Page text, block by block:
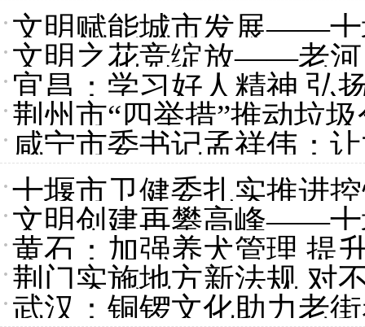
文明赋能城市发展——十
作纪实
文明之花竞绽放——老河
宜昌：学习好人精神 弘
荆州市“四举措”推动垃
咸宁市委书记孟祥伟：
迈上新水平
十堰市卫健委扎实推进
文明创建再攀高峰——十
作侧记
黄石：加强养犬管理 提
荆门实施地方新法规 对
武汉：铜锣文化助力老